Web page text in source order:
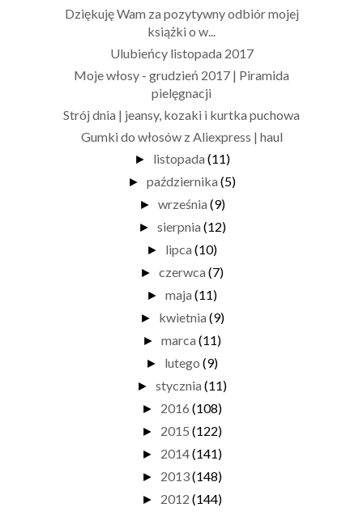
Dziękuję Wam za pozytywny odbiór mojej
książki o w...
Ulubieńcy listopada 2017
Moje włosy - grudzień 2017 | Piramida
pielęgnacji
Strój dnia | jeansy, kozaki i kurtka puchowa
Gumki do włosów z Aliexpress | haul
► listopada (11)
► października (5)
► września (9)
► sierpnia (12)
► lipca (10)
► czerwca (7)
► maja (11)
► kwietnia (9)
► marca (11)
► lutego (9)
► stycznia (11)
► 2016 (108)
► 2015 (122)
► 2014(141)
► 2013(148)
► 2012 (144)